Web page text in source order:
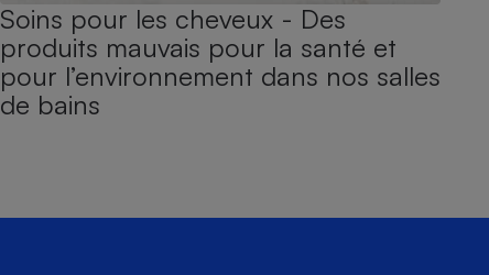
Soins pour les cheveux - Des
produits mauvais pour la santé et
pour l’environnement dans nos salles
de bains